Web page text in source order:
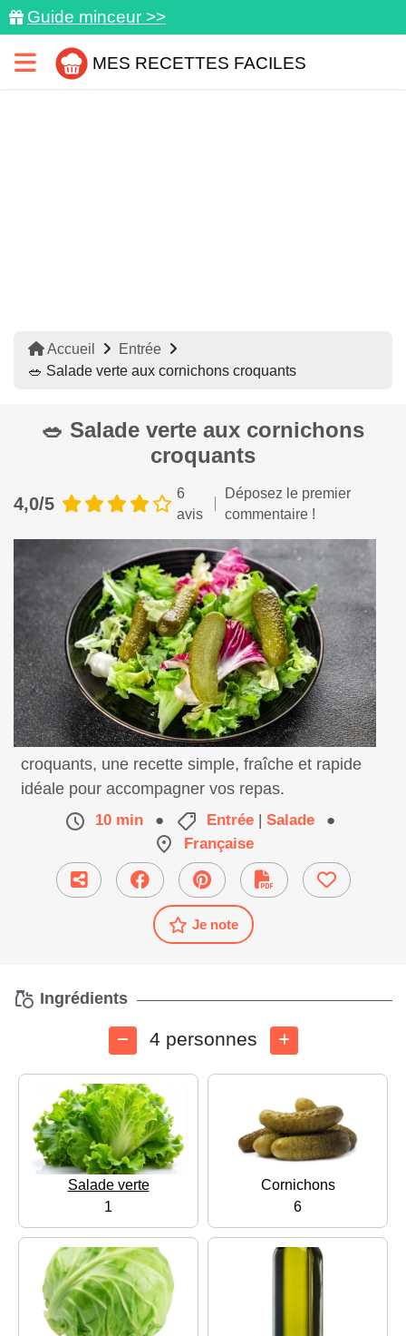
Guide minceur >>
MES RECETTES FACILES
Accueil
Entrée
🥗 Salade verte aux cornichons croquants
🥗 Salade verte aux cornichons
croquants
4,0/5
6
avis
Déposez le premier
commentaire !
Savourez une salade verte aux cornichons
croquants, une recette simple, fraîche et rapide
idéale pour accompagner vos repas.
10 min ● Entrée | Salade
●
Française
Je note
Ingrédients
4 personnes
Salade verte
1
Cornichons
6